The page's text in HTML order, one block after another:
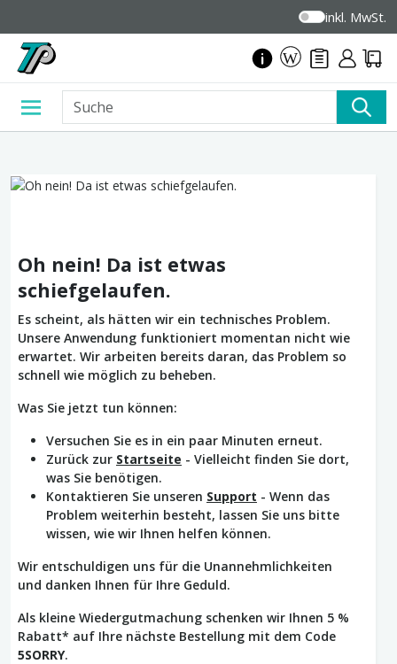
inkl. MwSt.
Oh nein! Da ist etwas
schiefgelaufen.
Es scheint, als hätten wir ein technisches Problem.
Unsere Anwendung funktioniert momentan nicht wie
erwartet. Wir arbeiten bereits daran, das Problem so
schnell wie möglich zu beheben.
Was Sie jetzt tun können:
Versuchen Sie es in ein paar Minuten erneut.
Zurück zur Startseite - Vielleicht finden Sie dort,
was Sie benötigen.
Kontaktieren Sie unseren Support - Wenn das
Problem weiterhin besteht, lassen Sie uns bitte
wissen, wie wir Ihnen helfen können.
Wir entschuldigen uns für die Unannehmlichkeiten
und danken Ihnen für Ihre Geduld.
Als kleine Wiedergutmachung schenken wir Ihnen 5 %
Rabatt* auf Ihre nächste Bestellung mit dem Code
5SORRY.